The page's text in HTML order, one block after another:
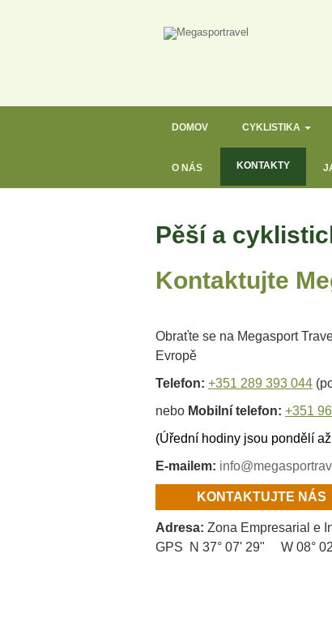
DOMOV CYKLISTIKA
O NÁS KONTAKTY
Pěší a
Kontaktujte
Obraťte se na Megasport
Evropě
Telefon: +351 289 393 044
nebo Mobilní telefon: +351
(Úřední hodiny jsou pondělí
E-mailem:
KONTAKTUJTE NÁS
Adresa: Zona Empresarial e
GPS N 37° 07' 29" W 08°